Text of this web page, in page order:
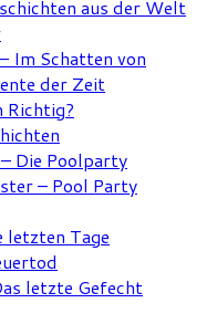
aus der Welt
Im Schatten von
der Zeit
Richtig?
Die Poolparty
– Pool Party
letzten Tage
letzte Gefecht